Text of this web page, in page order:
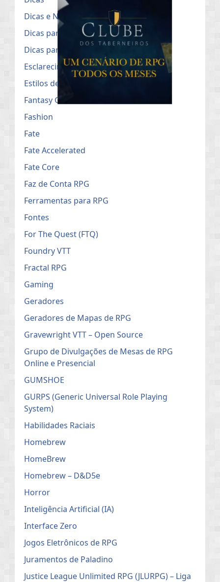
Dicas e Notícias do RPG
Dicas para Mestres de RPG
Dicas para o uso no Roll20
Esclarecimentos Públicos
Estilos de Campanha de RPG
Fantasy Grounds
Fashion
Fate
Fate Accelerated
Fate Core
Faz de Conta RPG
Ferramentas para RPG
Fontes
For The Quest (FTQ)
Foundry VTT
Fractal RPG
Gaming
Geradores
Geradores de Mapas de RPG
Gravewright VTT – Open Source
Grupo de Divulgações de Mesas de RPG
Online e Presencial
GUMSHOE
GURPS (Generic Universal Role Playing
System)
Habilidades Raciais
Homebrew
HomeBrew
Homebrew – D&D5e
Horror
Inteligência Artificial (IA)
Interface Zero
Jogos Eletrônicos de RPG
Juramentos de Paladino
Justice League Unlimited RPG (JLURPG) – Liga